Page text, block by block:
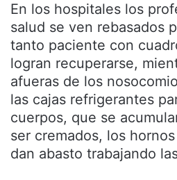
En los hospitales los
salud se ven rebasados
tanto paciente con
logran recuperarse,
afueras de los
las cajas refrigerantes
cuerpos, que se
ser cremados, los
dan abasto trabajando